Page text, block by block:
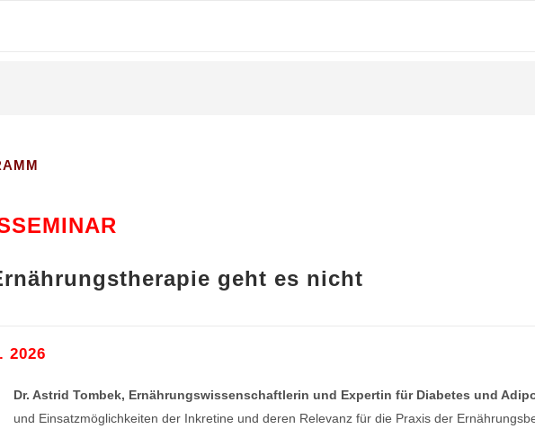
geht es nicht
2026
Dr. Astrid Tombek, Ernährungswissenschaftlerin und Expertin für Diabetes und
und Einsatzmöglichkeiten der Inkretine und deren Relevanz für die Praxis der